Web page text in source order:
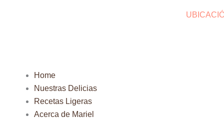
Home
Nuestras Delicias
Recetas Ligeras
Acerca de Mariel
Menu